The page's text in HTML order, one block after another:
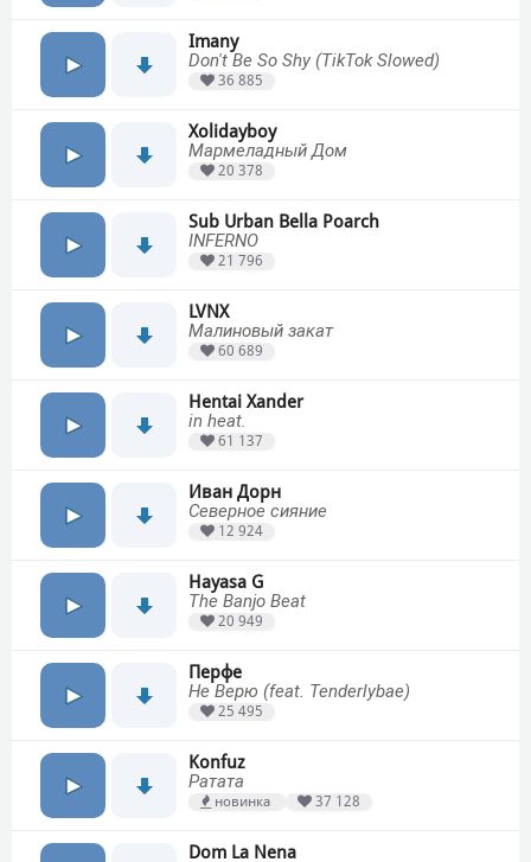
Imany
Don't Be So Shy (TikTok Slowed)
36 885
Xolidayboy
Мармеладный Дом
20 378
Sub Urban Bella Poarch
INFERNO
21 796
LVNX
Малиновый закат
60 689
Hentai Xander
in heat.
61 137
Иван Дорн
Северное сияние
12 924
Hayasa G
The Banjo Beat
20 949
Перфе
Не Верю (feat. Tenderlybae)
25 495
Konfuz
Ратата
новинка 37 128
Dom La Nena